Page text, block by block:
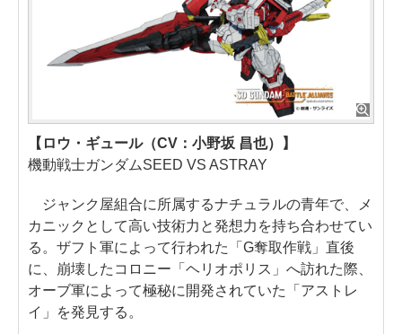
【ロウ・ギュール（CV：小野坂 昌也）】
機動戦士ガンダムSEED VS ASTRAY
ジャンク屋組合に所属するナチュラルの青年で、メ
カニックとして高い技術力と発想力を持ち合わせてい
る。ザフト軍によって行われた「G奪取作戦」直後
に、崩壊したコロニー「ヘリオポリス」へ訪れた際、
オーブ軍によって極秘に開発されていた「アストレ
イ」を発見する。